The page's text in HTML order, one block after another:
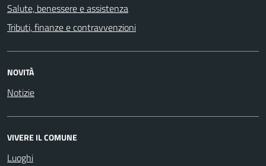
Salute, benessere e assistenza
Tributi, finanze e contravvenzioni
NOVITÀ
Notizie
VIVERE IL COMUNE
Luoghi